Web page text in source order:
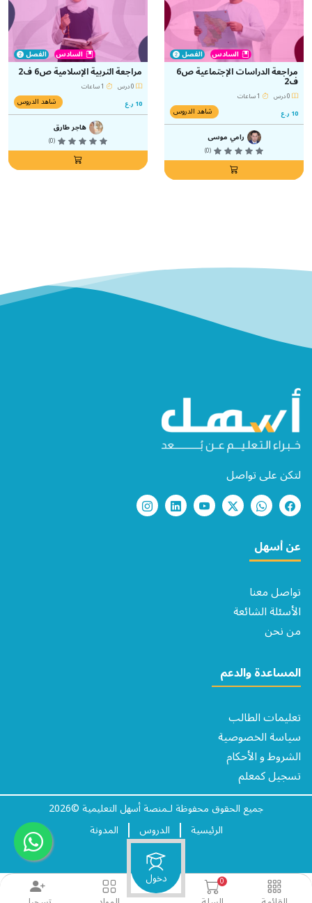
السادس الفصل
مراجعة الدراسات الإجتماعية ص6
ف2
10 ر.ع
شاهد الدروس
رامي موسى
(0)
السادس الفصل
مراجعة التربية الإسلامية ص6 ف2
10 ر.ع
شاهد الدروس
هاجر طارق
(0)
لتكن على تواصل
عن أسهل
تواصل معنا
الأسئلة الشائعة
من نحن
المساعدة والدعم
تعليمات الطالب
سياسة الخصوصية
الشروط و الأحكام​
تسجيل كمعلم
جميع الحقوق محفوظة لـمنصة أسهل التعليمية ©2026
الرئيسية
الدروس المدونة
0
دخول